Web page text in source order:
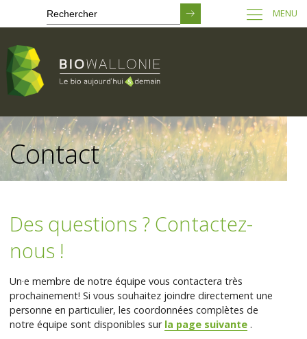
Passer
au
contenu
principal
MENU
Contact
Des questions ? Contactez-
nous !
Un·e membre de notre équipe vous contactera très
prochainement! Si vous souhaitez joindre directement une
personne en particulier, les coordonnées complètes de
notre équipe sont disponibles sur la page suivante .